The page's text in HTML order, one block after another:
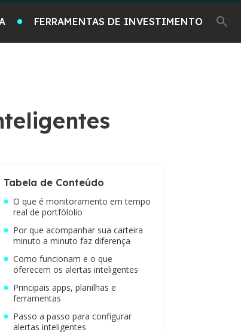
FERRAMENTAS DE INVESTIMENTO
Tabela de Conteúdo
O que é monitoramento em tempo
real de portfólolio
Por que acompanhar sua carteira
minuto a minuto faz diferença
Como funcionam e o que
oferecem os alertas inteligentes
Principais apps, planilhas e
ferramentas
Passo a passo para configurar
alertas inteligentes